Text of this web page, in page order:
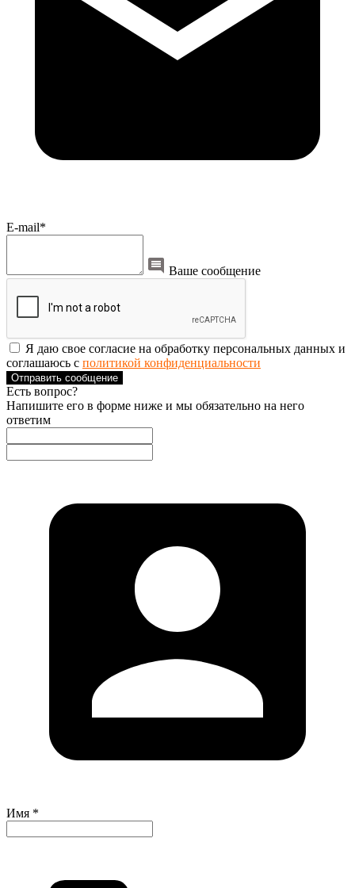
E-mail*
Ваше сообщение
Я даю свое согласие на обработку персональных данных и
соглашаюсь с политикой конфиденциальности
Отправить сообщение
Есть вопрос?
Напишите его в форме ниже и мы обязательно на него
ответим
Имя *